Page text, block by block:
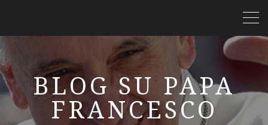
BLOG SU PAPA
FRANCESCO